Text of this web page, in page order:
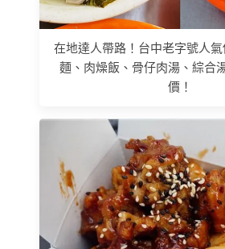
在地達人帶路！台中老字號人
麵、肉燥飯、骨仔肉湯、綜合
價！